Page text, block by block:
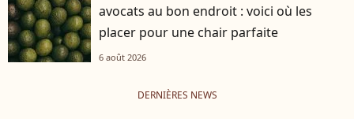
avocats au bon endroit : voici où les
placer pour une chair parfaite
6 août 2026
DERNIÈRES NEWS